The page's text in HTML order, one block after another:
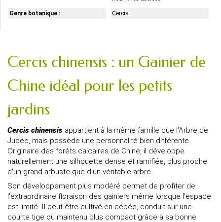
Genre botanique : Cercis
Cercis chinensis : un Gainier de
Chine idéal pour les petits
jardins
Cercis chinensis appartient à la même famille que l'Arbre de
Judée, mais possède une personnalité bien différente.
Originaire des forêts calcaires de Chine, il développe
naturellement une silhouette dense et ramifiée, plus proche
d'un grand arbuste que d'un véritable arbre.
Son développement plus modéré permet de profiter de
l'extraordinaire floraison des gainiers même lorsque l'espace
est limité. Il peut être cultivé en cépée, conduit sur une
courte tige ou maintenu plus compact grâce à sa bonne